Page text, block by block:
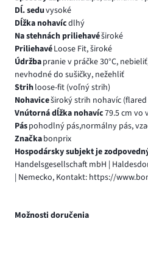
Dĺ. seduvysoké
Dĺžka nohavícdlhý
Na stehnách priliehavéširoké
PriliehavéLoose Fit, široké
Údržbapranie v práčke 30°C,
nevhodné do sušičky, nežehliť
Strihloose-fit (voľný strih)
Nohaviceširoký strih nohavíc (flared
Vnútorná dĺžka nohavíc79.5 cm vo
Páspohodlný pás,normálny pás,
Značkabonprix
Hospodársky subjekt je
Handelsgesellschaft mbH |
| Nemecko, Kontakt: https://
Možnosti doručenia